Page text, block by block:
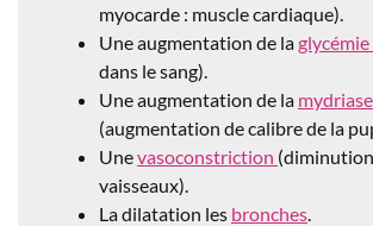
myocarde : muscle cardiaque).
Une augmentation de laglycémie
dans le sang).
Une augmentation de la mydriase
(augmentation de calibre de la
Unevasoconstriction
vaisseaux).
La dilatation les bronches.